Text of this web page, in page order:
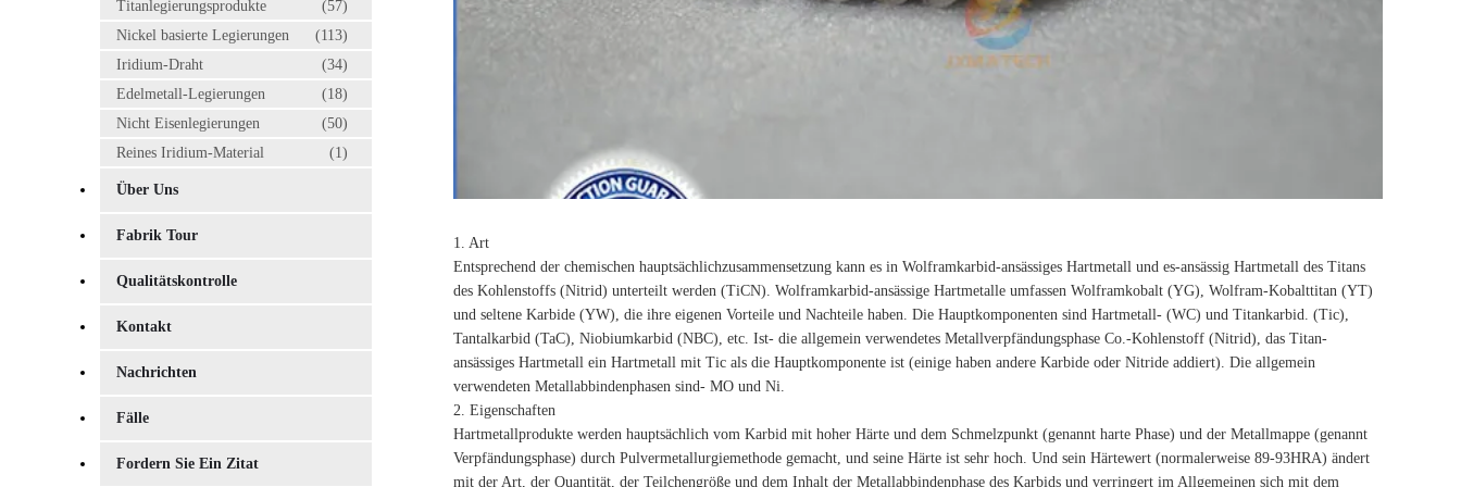
Titanlegierungsprodukte
(57)
Nickel basierte Legierungen
(113)
Iridium-Draht
(34)
Edelmetall-Legierungen
(18)
Nicht Eisenlegierungen
(50)
Reines Iridium-Material
(1)
Über Uns
Fabrik Tour
Qualitätskontrolle
Kontakt
Nachrichten
Fälle
Fordern Sie Ein Zitat
1. Art
Entsprechend der chemischen hauptsächlichzusammensetzung kann es in Wolframkarbid-ansässiges Hartmetall und es-ansässig Hartmetall des Titans
des Kohlenstoffs (Nitrid) unterteilt werden (TiCN). Wolframkarbid-ansässige Hartmetalle umfassen Wolframkobalt (YG), Wolfram-Kobalttitan (YT)
und seltene Karbide (YW), die ihre eigenen Vorteile und Nachteile haben. Die Hauptkomponenten sind Hartmetall- (WC) und Titankarbid. (Tic),
Tantalkarbid (TaC), Niobiumkarbid (NBC), etc. Ist- die allgemein verwendetes Metallverpfändungsphase Co.-Kohlenstoff (Nitrid), das Titan-
ansässiges Hartmetall ein Hartmetall mit Tic als die Hauptkomponente ist (einige haben andere Karbide oder Nitride addiert). Die allgemein
verwendeten Metallabbindenphasen sind- MO und Ni.
2. Eigenschaften
Hartmetallprodukte werden hauptsächlich vom Karbid mit hoher Härte und dem Schmelzpunkt (genannt harte Phase) und der Metallmappe (genannt
Verpfändungsphase) durch Pulvermetallurgiemethode gemacht, und seine Härte ist sehr hoch. Und sein Härtewert (normalerweise 89-93HRA) ändert
mit der Art, der Quantität, der Teilchengröße und dem Inhalt der Metallabbindenphase des Karbids und verringert im Allgemeinen sich mit dem